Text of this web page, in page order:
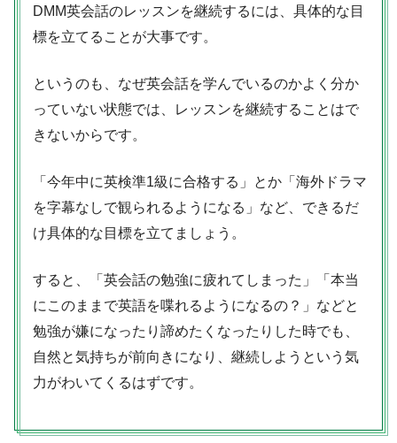
DMM英会話のレッスンを継続するには、具体的な目
標を立てることが大事です。
というのも、なぜ英会話を学んでいるのかよく分か
っていない状態では、レッスンを継続することはで
きないからです。
「今年中に英検準1級に合格する」とか「海外ドラマ
を字幕なしで観られるようになる」など、できるだ
け具体的な目標を立てましょう。
すると、「英会話の勉強に疲れてしまった」「本当
にこのままで英語を喋れるようになるの？」などと
勉強が嫌になったり諦めたくなったりした時でも、
自然と気持ちが前向きになり、継続しようという気
力がわいてくるはずです。